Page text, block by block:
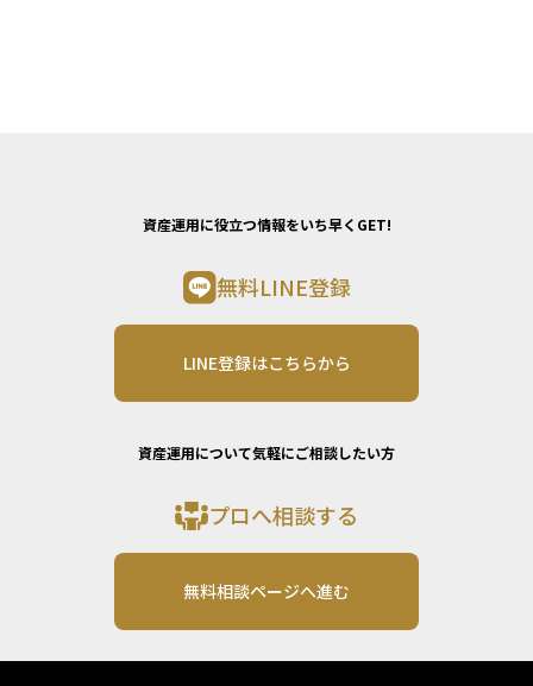
資産運用に役立つ情報をいち早くGET!
無料LINE登録
LINE登録はこちらから
資産運用について気軽にご相談したい方
プロへ相談する
無料相談ページへ進む